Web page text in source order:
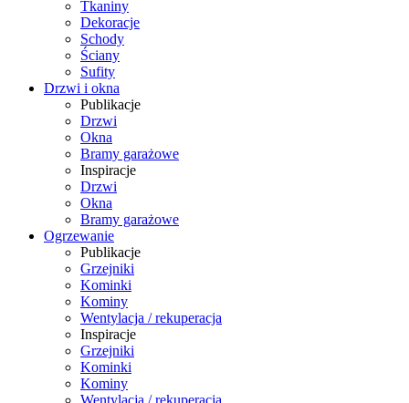
Tkaniny
Dekoracje
Schody
Ściany
Sufity
Drzwi i okna
Publikacje
Drzwi
Okna
Bramy garażowe
Inspiracje
Drzwi
Okna
Bramy garażowe
Ogrzewanie
Publikacje
Grzejniki
Kominki
Kominy
Wentylacja / rekuperacja
Inspiracje
Grzejniki
Kominki
Kominy
Wentylacja / rekuperacja